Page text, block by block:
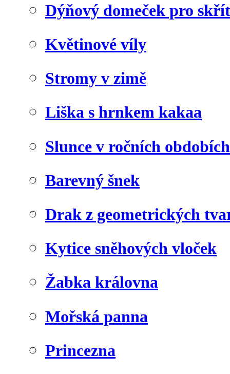
Dýňový domeček pro
Květinové víly
Stromy v zimě
Liška s hrnkem kakaa
Slunce v ročních obdobích
Barevný šnek
Drak z geometrických
Kytice sněhových vloček
Žabka královna
Mořská panna
Princezna